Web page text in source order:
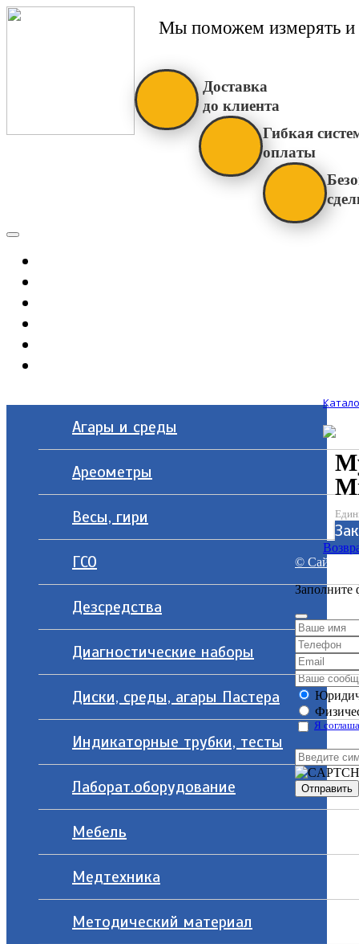
Мы поможем измерять и
Доставка
до клиента
Гибкая
оплаты
Агары и среды
Ареометры
Весы, гири
ГСО
Дезсредства
Диагностические наборы
Диски, среды, агары Пастера
Индикаторные трубки, тесты
Лаборат.оборудование
Мебель
Медтехника
Методический материал
© Сайт
Заполните
Я